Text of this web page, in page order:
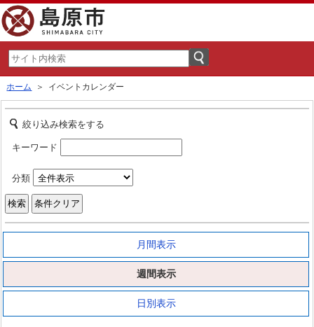
ホーム ＞ イベントカレンダー
絞り込み検索をする
キーワード
分類
月間表示
週間表示
日別表示